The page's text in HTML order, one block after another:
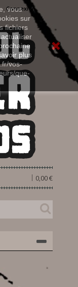
vous
sur
fichiers
plus
vos-
que-
Connexion
0,00 €
|